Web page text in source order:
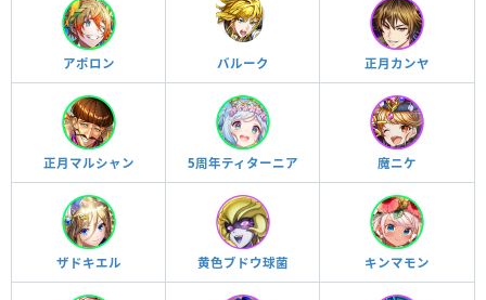
アポロン バルーク 正月カンヤ
正月マルシャン 5周年ティターニア 魔ニケ
ザドキエル 黄色ブドウ球菌 キンマモン